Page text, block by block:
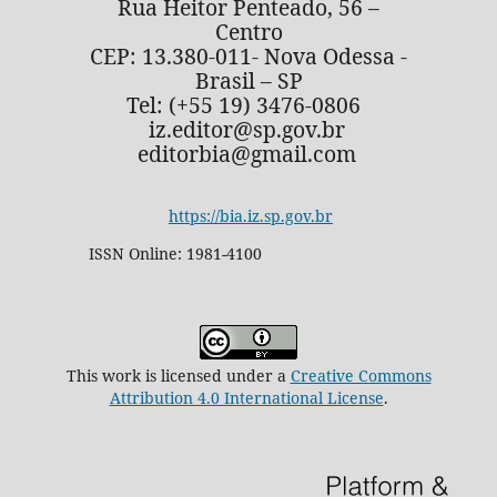
Rua Heitor Penteado, 56 –
Centro
CEP: 13.380-011- Nova Odessa -
Brasil – SP
Tel: (+55 19) 3476-0806
iz.editor@sp.gov.br
editorbia@gmail.com
https://bia.iz.sp.gov.br
ISSN Online: 1981-4100
This work is licensed under a Creative Commons
Attribution 4.0 International License.